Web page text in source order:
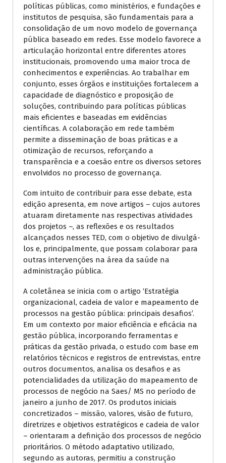
políticas públicas, como ministérios, e fundações e
institutos de pesquisa, são fundamentais para a
consolidação de um novo modelo de governança
pública baseado em redes. Esse modelo favorece a
articulação horizontal entre diferentes atores
institucionais, promovendo uma maior troca de
conhecimentos e experiências. Ao trabalhar em
conjunto, esses órgãos e instituições fortalecem a
capacidade de diagnóstico e proposição de
soluções, contribuindo para políticas públicas
mais eficientes e baseadas em evidências
científicas. A colaboração em rede também
permite a disseminação de boas práticas e a
otimização de recursos, reforçando a
transparência e a coesão entre os diversos setores
envolvidos no processo de governança.
Com intuito de contribuir para esse debate, esta
edição apresenta, em nove artigos – cujos autores
atuaram diretamente nas respectivas atividades
dos projetos –, as reflexões e os resultados
alcançados nesses TED, com o objetivo de divulgá-
los e, principalmente, que possam colaborar para
outras intervenções na área da saúde na
administração pública.
A coletânea se inicia com o artigo ‘Estratégia
organizacional, cadeia de valor e mapeamento de
processos na gestão pública: principais desafios’.
Em um contexto por maior eficiência e eficácia na
gestão pública, incorporando ferramentas e
práticas da gestão privada, o estudo com base em
relatórios técnicos e registros de entrevistas, entre
outros documentos, analisa os desafios e as
potencialidades da utilização do mapeamento de
processos de negócio na Saes/ MS no período de
janeiro a junho de 2017. Os produtos iniciais
concretizados – missão, valores, visão de futuro,
diretrizes e objetivos estratégicos e cadeia de valor
– orientaram a definição dos processos de negócio
prioritários. O método adaptativo utilizado,
segundo as autoras, permitiu a construção